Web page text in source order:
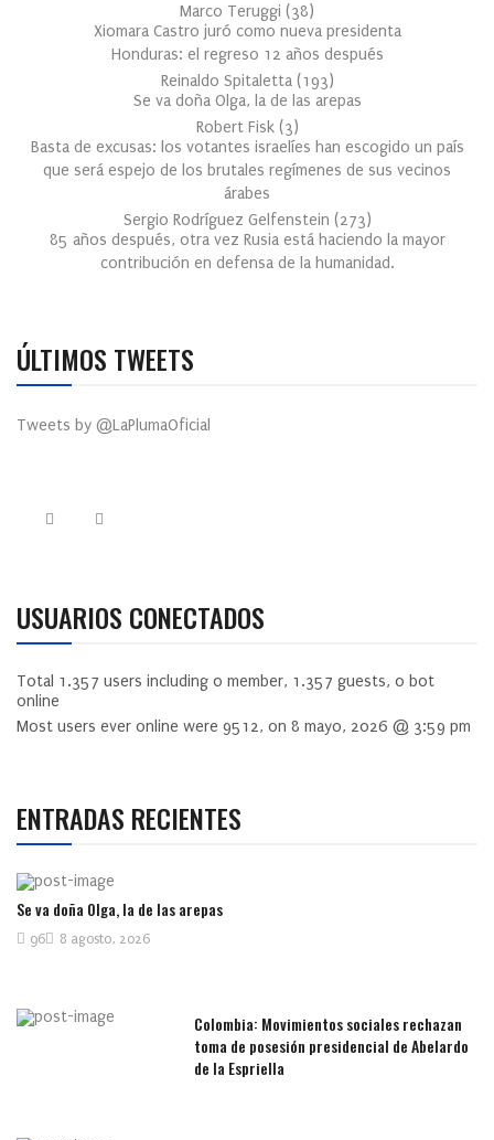
Marco Teruggi (38)
Xiomara Castro juró como nueva presidenta
Honduras: el regreso 12 años después
Reinaldo Spitaletta (193)
Se va doña Olga, la de las arepas
Robert Fisk (3)
Basta de excusas: los votantes israelíes han escogido un país
que será espejo de los brutales regímenes de sus vecinos
árabes
Sergio Rodríguez Gelfenstein (273)
85 años después, otra vez Rusia está haciendo la mayor
contribución en defensa de la humanidad.
ÚLTIMOS TWEETS
Tweets by @LaPlumaOficial
USUARIOS CONECTADOS
Total 1.357 users including 0 member, 1.357 guests, 0 bot
online
Most users ever online were 9512, on 8 mayo, 2026 @ 3:59 pm
ENTRADAS RECIENTES
Se va doña Olga, la de las arepas
8 agosto, 2026
96
Colombia: Movimientos sociales rechazan
toma de posesión presidencial de Abelardo
de la Espriella